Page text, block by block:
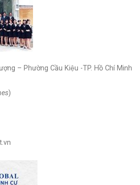
– Phường Cầu Kiệu -TP. Hồ Chí Minh
)